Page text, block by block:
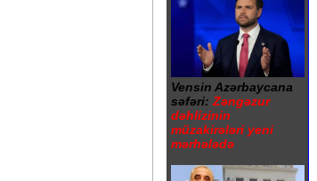
Vensin Azərbaycana
səfəri: Zəngəzur
dəhlizinin
müzakirələri yeni
mərhələdə